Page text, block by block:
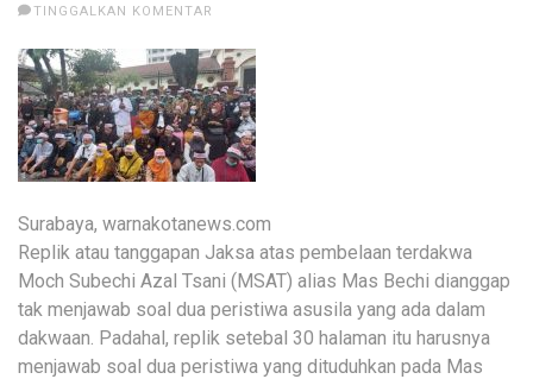
TINGGALKAN KOMENTAR
Surabaya, warnakotanews.com
Replik atau tanggapan Jaksa atas pembelaan terdakwa
Moch Subechi Azal Tsani (MSAT) alias Mas Bechi dianggap
tak menjawab soal dua peristiwa asusila yang ada dalam
dakwaan. Padahal, replik setebal 30 halaman itu harusnya
menjawab soal dua peristiwa yang dituduhkan pada Mas